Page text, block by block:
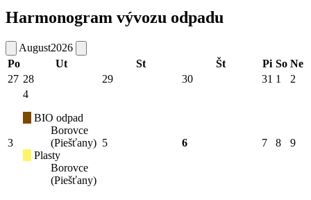
Harmonogram vývozu odpadu
August2026
Po
Ut St Št Pi So Ne
27 28 29 30 31 1 2
3
4
BIO odpad
Borovce
(Piešťany)
Plasty
Borovce
(Piešťany)
5 6 7 8 9